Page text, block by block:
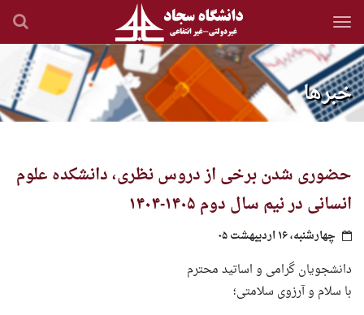
رفتن
محتوای
اصلی
خبرها
حضوری شدن برخی از دروس نظری، دانشکده علوم
انسانی در نیم سال دوم ۱۴۰۵-۱۴۰۴
چهارشنبه، ۱۶ اردیبهشت ۰۵
دانشجویان گرامی و اساتید محترم
با سلام و آرزوی سلامتی؛